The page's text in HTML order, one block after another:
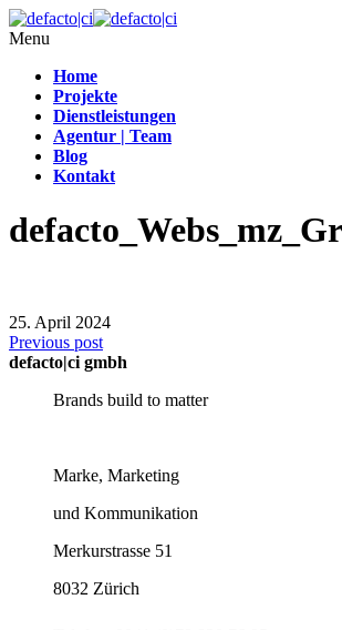
Menu
Home
Projekte
Dienstleistungen
Agentur | Team
Blog
Kontakt
25. April 2024
Previous post
defacto|ci gmbh
Brands build to matter
Marke, Marketing
und Kommunikation
Merkurstrasse 51
8032 Zürich